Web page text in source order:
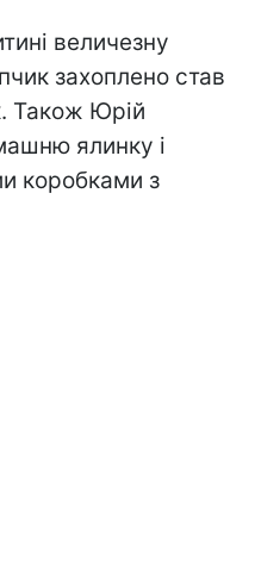
величезну
захоплено став
Також Юрій
ялинку і
коробками з